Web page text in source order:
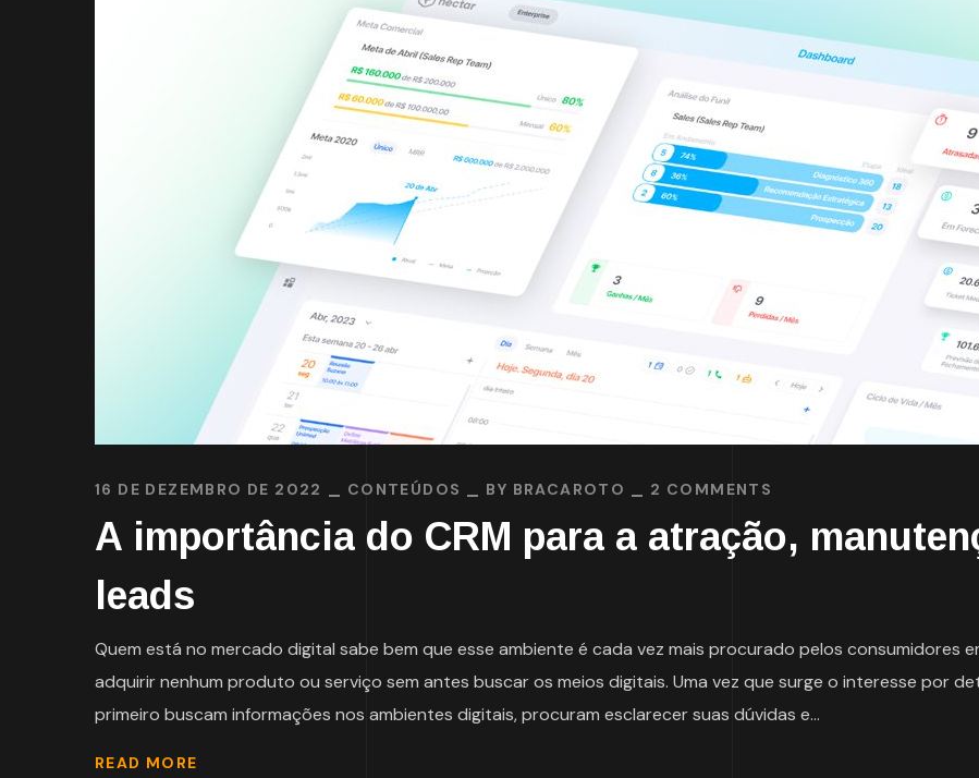
16 DE DEZEMBRO DE 2022 CONTEÚDOS BY BRACAROTO 2 COMMENTS
A importância do CRM para a atração,
leads
Quem está no mercado digital sabe bem que esse ambiente é cada vez mais procurado pelos consumidores
adquirir nenhum produto ou serviço sem antes buscar os meios digitais. Uma vez que surge o interesse por
primeiro buscam informações nos ambientes digitais, procuram esclarecer suas dúvidas e...
READ MORE